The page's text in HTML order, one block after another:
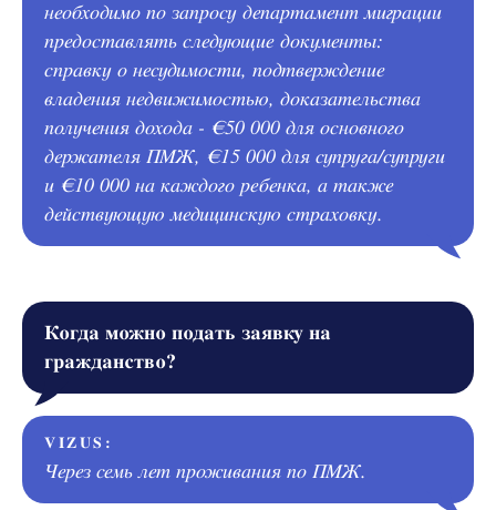
необходимо по запросу департамент миграции
предоставлять следующие документы:
справку о несудимости, подтверждение
владения недвижимостью, доказательства
получения дохода - €50 000 для основного
держателя ПМЖ, €15 000 для супруга/супруги
и €10 000 на каждого ребенка, а также
действующую медицинскую страховку.
Когда можно подать заявку на
гражданство?
VIZUS:
Через семь лет проживания по ПМЖ.